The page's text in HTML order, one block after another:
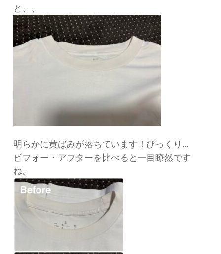
と、、
明らかに黄ばみが落ちています！びっくり…
ビフォー・アフターを比べると一目瞭然です
ね。